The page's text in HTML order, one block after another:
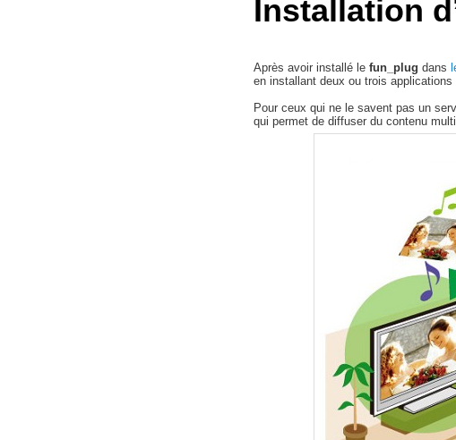
Installation
Après avoir installé lefun_plug dans
en installant deux ou trois
Pour ceux qui ne le savent pas un
qui permet de diffuser du contenu